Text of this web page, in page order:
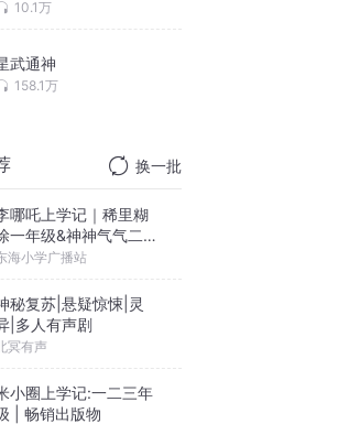
些事儿 | 话说明朝 |
10.1万
武通神
158.1万
换一批
哪吒上学记｜稀里糊
一年级&神神气气二年
海小学广播站
秘复苏|悬疑惊悚|灵
|多人有声剧
冥有声
小圈上学记:一二三年
| 畅销出版物